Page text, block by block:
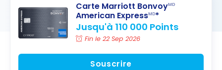
Carte Marriott BonvoyMD
American ExpressMD*
Jusqu'à 110 000 Points
Fin le 22 Sep 2026
Souscrire